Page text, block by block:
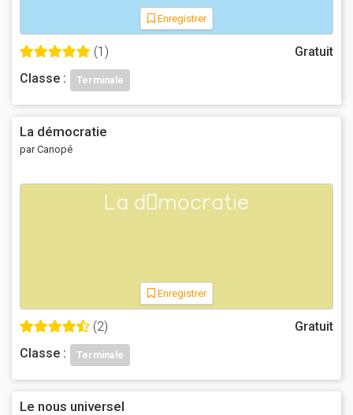
Enregistrer
(1)
Gratuit
Classe :
Terminale
La démocratie
par Canopé
Enregistrer
(2)
Gratuit
Classe :
Terminale
Le nous universel